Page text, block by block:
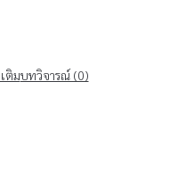
ติมบทวิจารณ์ (0)